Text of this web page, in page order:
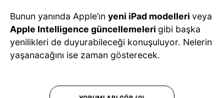
Bunun yanında Apple’ın yeni iPad modelleri veya
Apple Intelligence güncellemeleri gibi başka
yenilikleri de duyurabileceği konuşuluyor. Nelerin
yaşanacağını ise zaman gösterecek.